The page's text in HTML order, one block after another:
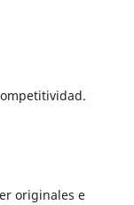
originales e